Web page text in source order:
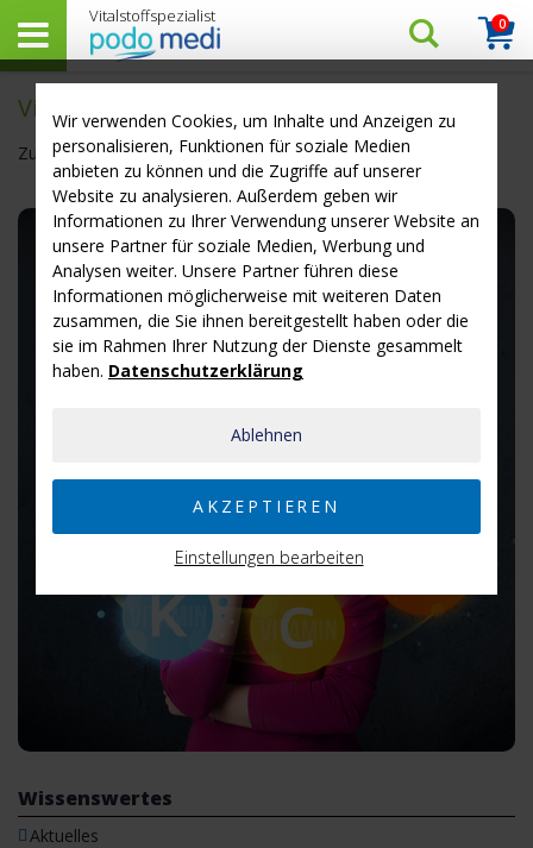
0
Vitamine für das Auge
Zur Zeit sind keine Beiträge vorhanden.
Wissenswertes
Aktuelles
Wir verwenden Cookies, um Inhalte und Anzeigen zu
personalisieren, Funktionen für soziale Medien
anbieten zu können und die Zugriffe auf unserer
Website zu analysieren. Außerdem geben wir
Informationen zu Ihrer Verwendung unserer Website an
unsere Partner für soziale Medien, Werbung und
Analysen weiter. Unsere Partner führen diese
Informationen möglicherweise mit weiteren Daten
zusammen, die Sie ihnen bereitgestellt haben oder die
sie im Rahmen Ihrer Nutzung der Dienste gesammelt
haben. Datenschutzerklärung
Ablehnen
AKZEPTIEREN
Einstellungen bearbeiten